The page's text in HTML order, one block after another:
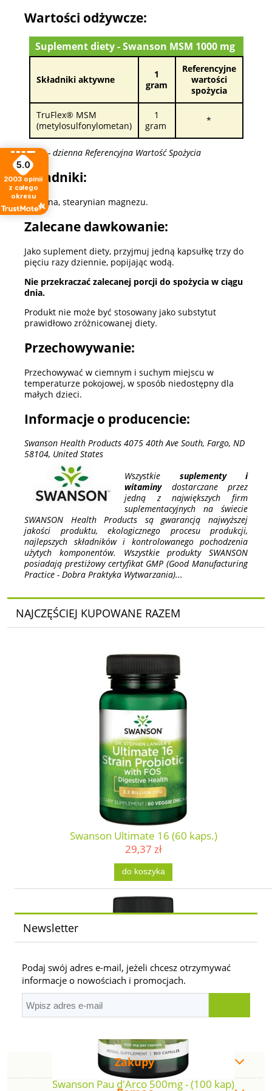
Wartości odżywcze:
Suplement diety - Swanson MSM 1000 mg
Składniki aktywne
1
gram
Referencyjne
wartości
spożycia
TruFlex® MSM
(metylosulfonylometan)
1
gram
*
*RWS - dzienna Referencyjna Wartość Spożycia
Składniki:
żelatyna, stearynian magnezu.
Zalecane dawkowanie:
Jako suplement diety, przyjmuj jedną kapsułkę trzy do
pięciu razy dziennie, popijając wodą.
Nie przekraczać zalecanej porcji do spożycia w ciągu
dnia.
Produkt nie może być stosowany jako substytut
prawidłowo zróżnicowanej diety.
Przechowywanie:
Przechowywać w ciemnym i suchym miejscu w
temperaturze pokojowej, w sposób niedostępny dla
małych dzieci.
Informacje o producencie:
Swanson Health Products 4075 40th Ave South, Fargo, ND
58104, United States
Wszystkie suplementy i
witaminydostarczane przez
jedną z największych firm
suplementacyjnych na świecie
SWANSON Health Products są gwarancją najwyższej
jakości produktu, ekologicznego procesu produkcji,
najlepszych składników i kontrolowanego pochodzenia
użytych komponentów. Wszystkie produkty SWANSON
posiadają prestiżowy certyfikat GMP (Good Manufacturing
Practice - Dobra Praktyka Wytwarzania)...
NAJCZĘŚCIEJ KUPOWANE RAZEM
Swanson Ultimate 16 (60 kaps.)
29,37 zł
do koszyka
Swanson Pau d'Arco 500mg - (100 kap)
Newsletter
Podaj swój adres e-mail, jeżeli chcesz otrzymywać
informacje o nowościach i promocjach.
Zakupy
5.0
2003 opinii
z całego
okresu